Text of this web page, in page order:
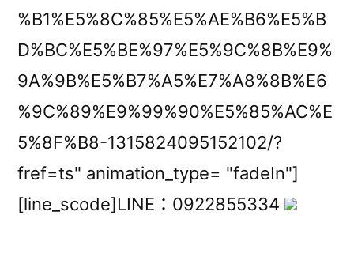
%B1%E5%8C%85%E5%AE%B6%E5%B
D%BC%E5%BE%97%E5%9C%8B%E9%
9A%9B%E5%B7%A5%E7%A8%8B%E6
%9C%89%E9%99%90%E5%85%AC%E
5%8F%B8-1315824095152102/?
fref=ts" animation_type= "fadeIn"]
[line_scode]LINE：0922855334